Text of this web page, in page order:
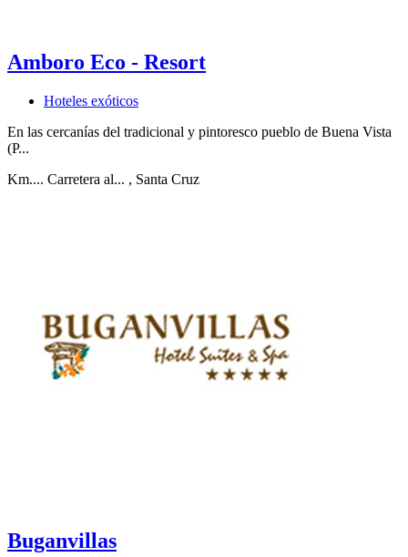
Amboro Eco - Resort
Hoteles exóticos
En las cercanías del tradicional y pintoresco pueblo de Buena Vista
(P...
Km.... Carretera al... , Santa Cruz
Buganvillas